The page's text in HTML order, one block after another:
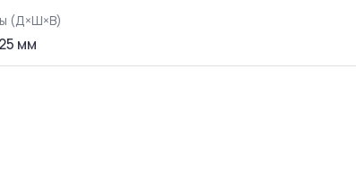
(Д×Ш×В)
25 мм